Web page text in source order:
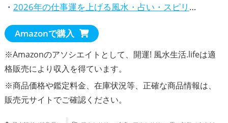
・ 2026年の仕事運を上げる風水・占い・スピリチュアルな方法
Amazonで購入
※Amazonのアソシエイトとして、開運! 風水生活.lifeは適
格販売により収入を得ています。
※商品価格や鑑定料金、在庫状況等、正確な商品情報は、
販売元サイトでご確認ください。